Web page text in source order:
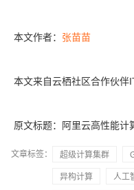
本文作者： 张苗苗
本文来自云栖社区合作伙
原文标题：阿里云高性能计
文章标签： 超级计算集群
异构计算
人工